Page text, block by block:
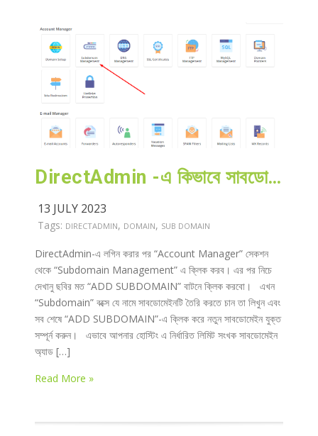
DirectAdmin -এ কিভাবে সাবডোমেইন তৈরি করব?
13 JULY 2023
Tags: DIRECTADMIN, DOMAIN, SUB DOMAIN
DirectAdmin-এ লগিন করার পর “Account Manager” সেকশন
থেকে “Subdomain Management” এ ক্লিক করব। এর পর নিচে
দেখানু ছবির মত “ADD SUBDOMAIN” বাটনে ক্লিক করবো। এখন
“Subdomain” বক্সে যে নামে সাবডোমেইনটি তৈরি করতে চান তা লিখুন এবং
সব শেষে “ADD SUBDOMAIN”-এ ক্লিক করে নতুন সাবডোমেইন যুক্ত
সম্পূর্ন করুন। এভাবে আপনার হোস্টিং এ নির্ধারিত লিমিট সংখক সাবডোমেইন
অ্যাড […]
Read More »